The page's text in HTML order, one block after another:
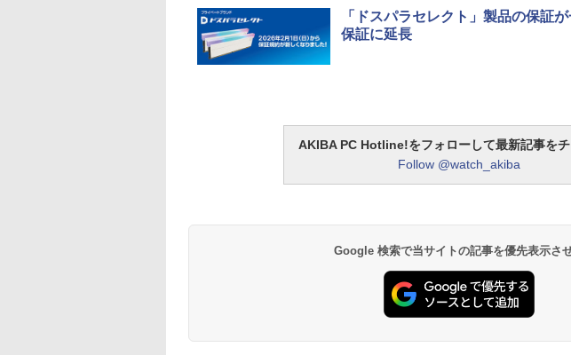
「ドスパラセレクト」製品の保証
保証に延長
AKIBA PC Hotline!をフォローして最新記事をチ
Follow @watch_akiba
Google 検索で当サイトの記事を優先表示さ